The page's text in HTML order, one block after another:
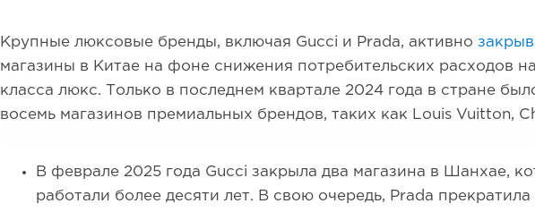
Крупные люксовые бренды, включая Gucci и Prada, активно
магазины в Китае на фоне снижения потребительских расходов
класса люкс. Только в последнем квартале 2024 года в стране
восемь магазинов премиальных брендов, таких как Louis Vuitton,
В феврале 2025 года Gucci закрыла два магазина в Шанхае,
работали более десяти лет. В свою очередь, Prada